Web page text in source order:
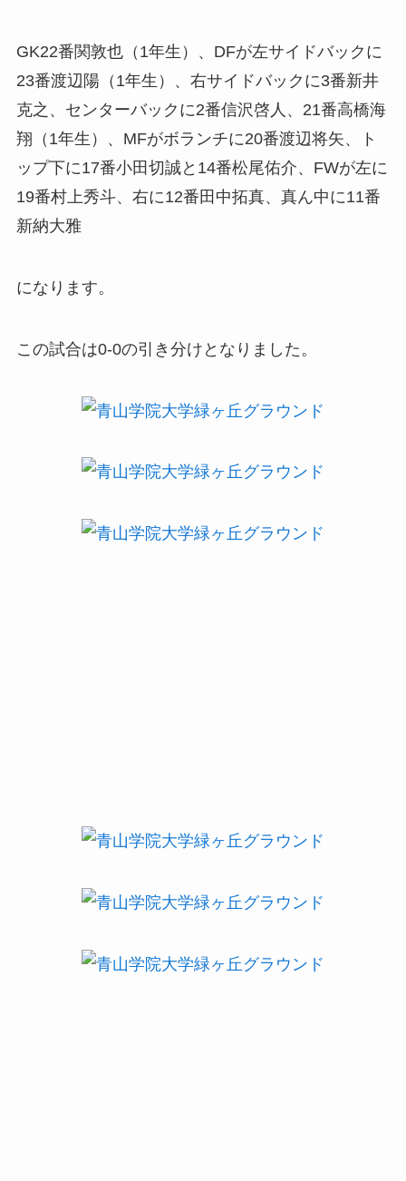
GK22番関敦也（1年生）、DFが左サイドバックに
23番渡辺陽（1年生）、右サイドバックに3番新井
克之、センターバックに2番信沢啓人、21番高橋海
翔（1年生）、MFがボランチに20番渡辺将矢、ト
ップ下に17番小田切誠と14番松尾佑介、FWが左に
19番村上秀斗、右に12番田中拓真、真ん中に11番
新納大雅
になります。
この試合は0-0の引き分けとなりました。